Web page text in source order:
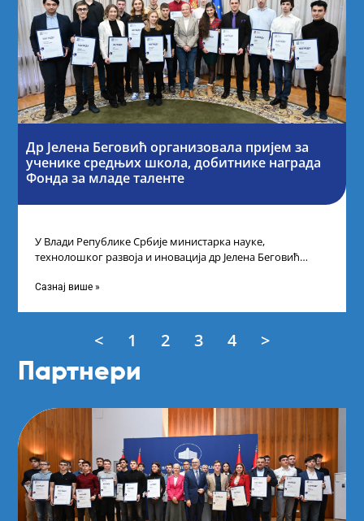
Др Јелена Беговић организовала пријем за
ученике средњих школа, добитнике награда
Фонда за младе таленте
У Влади Републике Србије министарка науке,
технолошког развоја и иновација др Јелена Беговић
Сазнај више »
< 1 2 3 4 >
Партнери